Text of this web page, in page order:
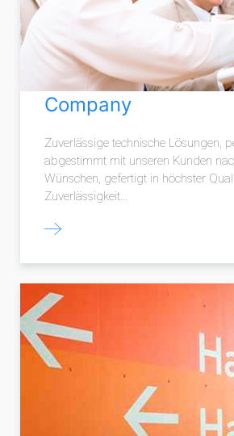
Company
Zuverlässige technische Lösungen,
abgestimmt mit unseren Kunden
Wünschen, gefertigt in höchster
Zuverlässigkeit…